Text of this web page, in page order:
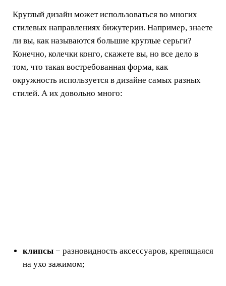
Круглый дизайн может использоваться во многих
стилевых направлениях бижутерии. Например, знаете
ли вы, как называются большие круглые серьги?
Конечно, колечки конго, скажете вы, но все дело в
том, что такая востребованная форма, как
окружность используется в дизайне самых разных
стилей. А их довольно много:
клипсы − разновидность аксессуаров, крепящаяся
на ухо зажимом;